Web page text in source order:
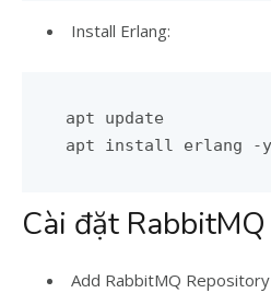
Install Erlang:
apt update
Cài đặt RabbitMQ
Add RabbitMQ Repository